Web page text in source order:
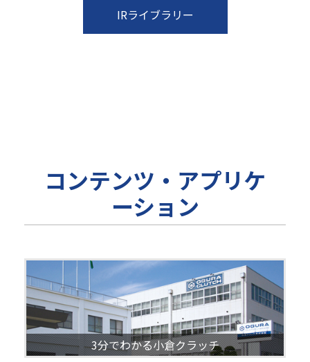
IRライブラリー
コンテンツ・アプリケ
ーション
3分でわかる小倉クラッチ